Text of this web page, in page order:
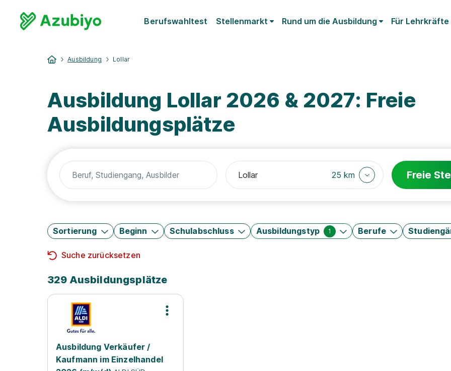
Berufswahltest Stellenmarkt Rund um die Ausbildung Für Lehrkräfte
Ausbildung Lollar
Ausbildung Lollar 2026 & 2027: Freie
Ausbildungsplätze
25 km Freie
Sortierung Beginn Schulabschluss Ausbildungstyp 1 Berufe
Suche zurücksetzen
329 Ausbildungsplätze
Ausbildung Verkäufer /
Kaufmann im Einzelhandel